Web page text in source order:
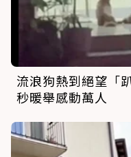
流浪狗熱到絕望「
秒暖舉感動萬人